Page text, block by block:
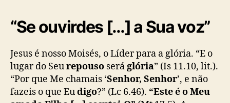
“Se ouvirdes […] a Sua voz”
Jesus é nosso Moisés, o Líder para a glória. “E o
lugar do Seurepouso seráglória” (Is 11.10, lit.).
“Por que Me chamais ‘Senhor, Senhor’, e não
fazeis o que Eudigo?” (Lc 6.46). “Este é o Meu